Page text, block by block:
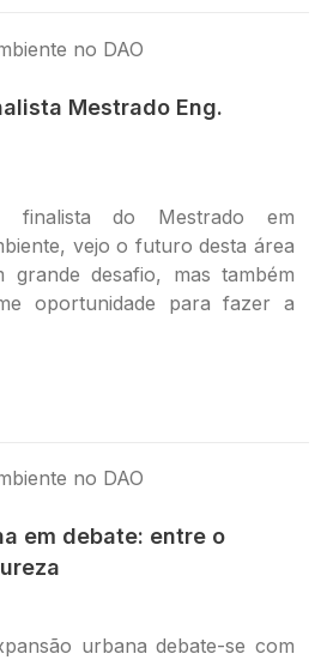
Mestrado Eng.
finalista do Mestrado em
vejo o futuro desta área
desafio, mas também
oportunidade para fazer a
em debate: entre o
urbana debate-se com